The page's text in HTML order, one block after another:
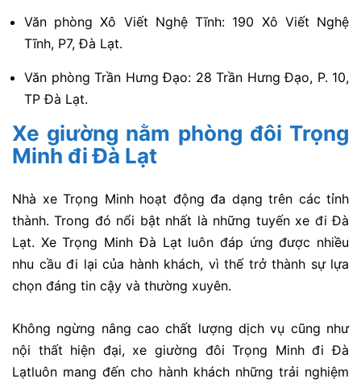
Văn phòng Xô Viết Nghệ Tĩnh: 190 Xô Viết Nghệ
Tĩnh, P7, Đà Lạt.
Văn phòng Trần Hưng Đạo: 28 Trần Hưng Đạo, P. 10,
TP Đà Lạt.
Xe giường nằm phòng đôi Trọng
Minh đi Đà Lạt
Nhà xe Trọng Minh hoạt động đa dạng trên các tỉnh
thành. Trong đó nổi bật nhất là những tuyến xe đi Đà
Lạt. Xe Trọng Minh Đà Lạt luôn đáp ứng được nhiều
nhu cầu đi lại của hành khách, vì thế trở thành sự lựa
chọn đáng tin cậy và thường xuyên.
Không ngừng nâng cao chất lượng dịch vụ cũng như
nội thất hiện đại, xe giường đôi Trọng Minh đi Đà
Lạtluôn mang đến cho hành khách những trải nghiệm